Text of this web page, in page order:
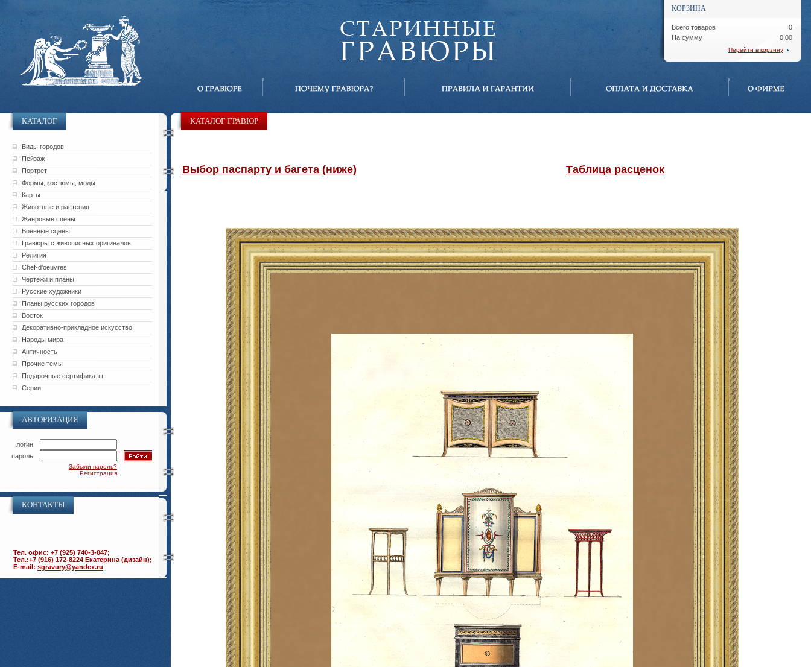
КОРЗИНА
Всего товаров
На сумму
0
0.00
Перейти в корзину
КАТАЛОГ
Виды городов
Пейзаж
Портрет
Формы, костюмы, моды
Карты
Животные и растения
Жанровые сцены
Военные сцены
Гравюры с живописных оригиналов
Религия
Chef-d'oeuvres
Чертежи и планы
Русские художники
Планы русских городов
Восток
Декоративно-прикладное искусство
Народы мира
Античность
Прочие темы
Подарочные сертификаты
Серии
АВТОРИЗАЦИЯ
логин
пароль
Забыли пароль?
Регистрация
КОНТАКТЫ
Тел. офис: +7 (925) 740-3-047;
Тел.:+7 (916) 172-8224 Екатерина (дизайн);
E-mail: sgravury@yandex.ru
КАТАЛОГ ГРАВЮР
Выбор паспарту и багета (ниже) Таблица расценок